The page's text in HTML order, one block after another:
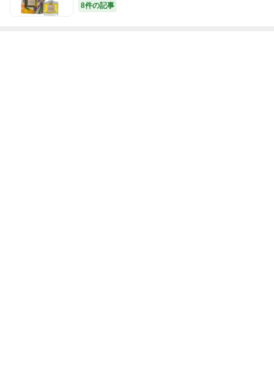
ーザー アロマ ラベンダー オレンジ ルームフレ
8件の記事